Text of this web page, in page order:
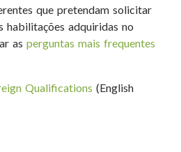
que pretendam solicitar
habilitações adquiridas no
as perguntas mais frequentes
Qualifications (English